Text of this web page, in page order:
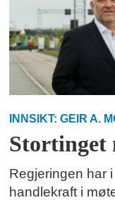
INNSIKT: GEIR A.
Stortinget
Regjeringen har
handlekraft i